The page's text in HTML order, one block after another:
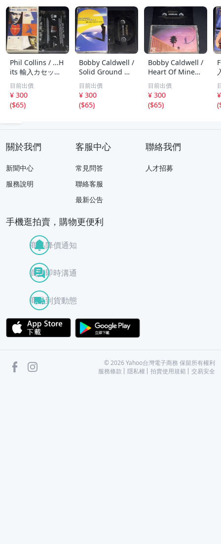
Phil Collins / ...H
its 輸入カセット
テープ
目前出價
¥ 300
($65)
Bobby Caldwell /
Solid Ground 輸
入カセットテープ
目前出價
¥ 300
($65)
Bobby Caldwell /
Heart Of Mine
輸入カセットテー
プ
目前出價
¥ 300
($65)
(
關於我們
新聞中心
服務說明
客服中心
常見問答
聯絡客服
最新公告
聯絡我們
人才招募
手機逛拍賣，購物更便利
商品降價通知
買賣即時溝通
商品到貨動態
APP Store
facebook ©2026 Yahoo台灣電子商務 保留所有權利
服務條款
隱私權 拍賣使用規範 交易安全